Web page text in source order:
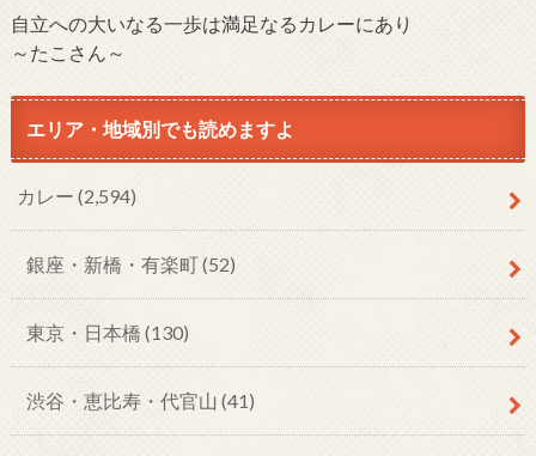
自立への大いなる一歩は満足なるカレーにあり
～たこさん～
エリア・地域別でも読めますよ
カレー (2,594)
銀座・新橋・有楽町(52)
東京・日本橋 (130)
渋谷・恵比寿・代官山 (41)